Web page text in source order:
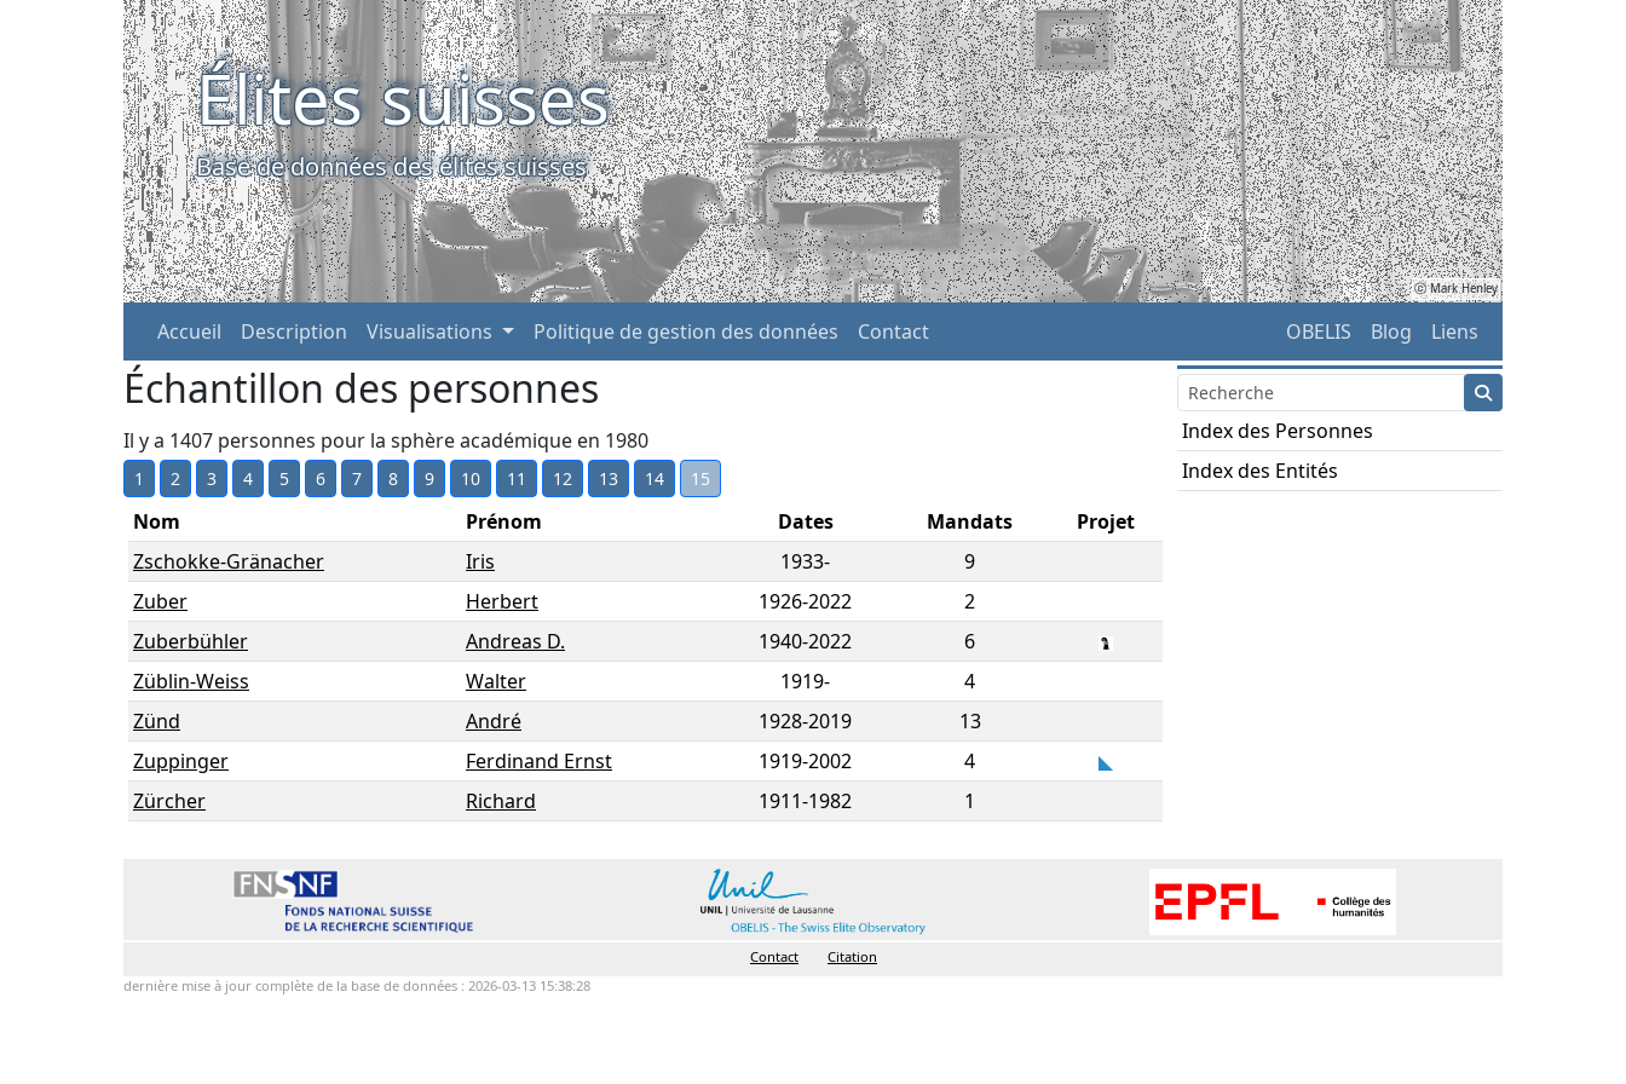
Élites suisses
Base de données des élites suisses
ⓒ Mark Henley
Accueil Description Visualisations Politique de gestion des données Contact OBELIS Blog Liens
Échantillon des personnes
Il y a 1407 personnes pour la sphère académique en 1980
1 2 3 4 5 6 7 8 9 10 11 12 13 14 15
Nom Prénom Dates Mandats
Projet
Zschokke-Gränacher
Iris 1933-
9
Zuber
Herbert 1926-2022
2
Zuberbühler
Andreas D. 1940-2022
6
Züblin-Weiss
Walter 1919-
4
Zünd
André 1928-2019
13
Zuppinger
Ferdinand Ernst 1919-2002
4
Zürcher
Richard 1911-1982 1
Index des Personnes
Index des Entités
Contact
Citation
dernière mise à jour complète de la base de données : 2026-03-13 15:38:28